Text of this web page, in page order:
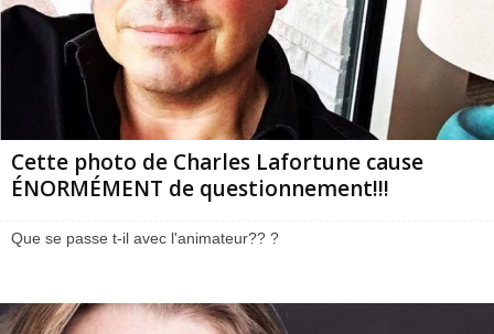
Cette photo de Charles Lafortune cause
ÉNORMÉMENT de questionnement!!!
Que se passe t-il avec l'animateur?? ?